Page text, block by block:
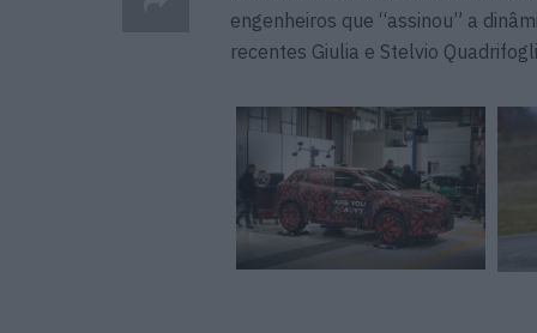
engenheiros que “assinou” a
recentes Giulia e Stelvio